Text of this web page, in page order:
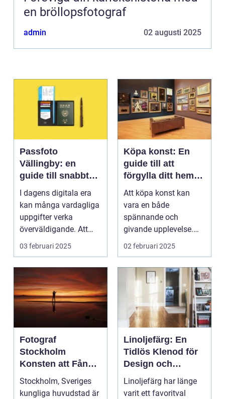
en bröllopsfotograf
admin 02 augusti 2025
Passfoto
Vällingby: en
guide till snabbt
och smidigt foto
I dagens digitala era
kan många vardagliga
uppgifter verka
överväldigande. Att
ordna...
03 februari 2025
Köpa konst: En
guide till att
förgylla ditt hem
med unik skönhet
Att köpa konst kan
vara en både
spännande och
givande upplevelse.
Det handlar inte b...
02 februari 2025
Fotograf
Stockholm
Konsten att Fånga
Ögonblick i
Huvudstaden
Stockholm, Sveriges
kungliga huvudstad är
Linoljefärg: En
Tidlös Klenod för
Design och
Hållbarhet
Linoljefärg har länge
varit ett favoritval